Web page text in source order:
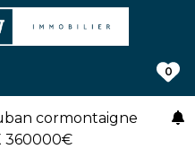
0
cormontaigne
360000€